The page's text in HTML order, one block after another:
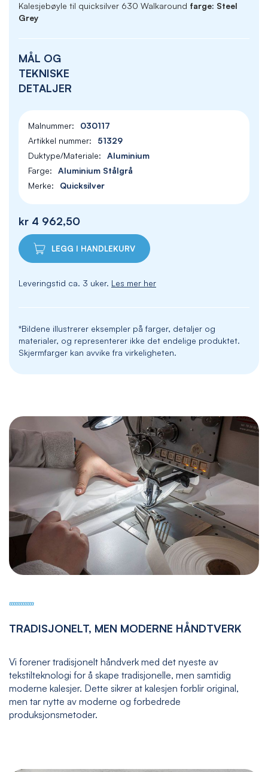
Kalesjebøyle til quicksilver 630 Walkaround farge: Steel
Grey
MÅL OG
TEKNISKE
DETALJER
030117
51329
Aluminium
Aluminium Stålgrå
Quicksilver
kr 4 962,50
LEGG I HANDLEKURV
Leveringstid ca. 3 uker. Les mer her
*Bildene illustrerer eksempler på farger, detaljer og
materialer, og representerer ikke det endelige produktet.
Skjermfarger kan avvike fra virkeligheten.
TRADISJONELT, MEN MODERNE HÅNDTVERK
Vi forener tradisjonelt håndverk med det nyeste av
tekstilteknologi for å skape tradisjonelle, men samtidig
moderne kalesjer. Dette sikrer at kalesjen forblir original,
men tar nytte av moderne og forbedrede
produksjonsmetoder.